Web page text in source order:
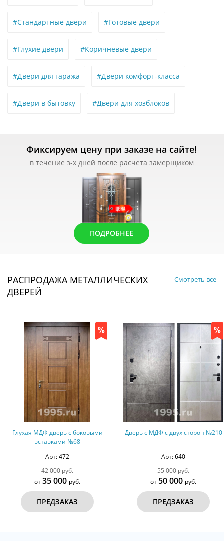
#Стандартные двери #Готовые двери
#Глухие двери #Коричневые двери
#Двери для гаража #Двери комфорт-класса
#Двери в бытовку #Двери для хозблоков
Фиксируем цену при заказе на сайте!
в течение з-х дней после расчета замерщиком
ПОДРОБНЕЕ
РАСПРОДАЖА МЕТАЛЛИЧЕСКИХ
ДВЕРЕЙ
Смотреть все
с боковыми
Дверь с МДФ с двух сторон №210
ПРЕДЗАКАЗ
Дверь с